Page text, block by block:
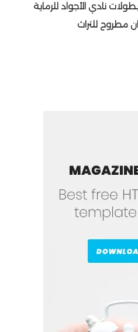
نادي الأجواد للرماية
مطروح للتراث